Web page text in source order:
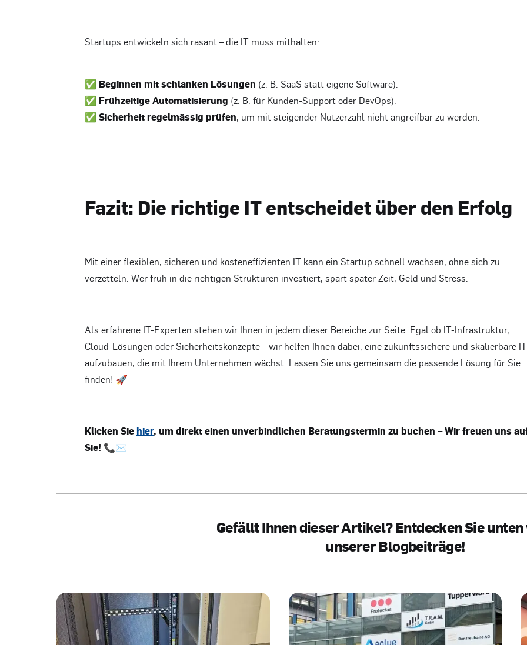
Startups entwickeln sich rasant – die IT muss mithalten:
✅ Beginnen mit schlanken Lösungen (z. B. SaaS statt eigene Software).
✅ Frühzeitige Automatisierung (z. B. für Kunden-Support oder DevOps).
✅ Sicherheit regelmässig prüfen, um mit steigender Nutzerzahl nicht angreifbar zu werden.
Fazit: Die richtige IT entscheidet über den Erfolg
Mit einer flexiblen, sicheren und kosteneffizienten IT kann ein Startup schnell wachsen, ohne sich zu
verzetteln. Wer früh in die richtigen Strukturen investiert, spart später Zeit, Geld und Stress.
Als erfahrene IT-Experten stehen wir Ihnen in jedem dieser Bereiche zur Seite. Egal ob IT-Infrastruktur,
Cloud-Lösungen oder Sicherheitskonzepte – wir helfen Ihnen dabei, eine zukunftssichere und skalierbare IT
aufzubauen, die mit Ihrem Unternehmen wächst. Lassen Sie uns gemeinsam die passende Lösung für Sie
finden! 🚀
Klicken Siehier, um direkt einen unverbindlichen Beratungstermin zu buchen – Wir freuen uns
Sie! 📞✉️
Gefällt Ihnen dieser Artikel? Entdecken Sie
unserer Blogbeiträge!